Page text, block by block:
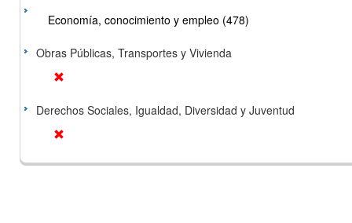
Economía, conocimiento y empleo (478)
Obras Públicas, Transportes y Vivienda
Derechos Sociales, Igualdad, Diversidad y Juventud